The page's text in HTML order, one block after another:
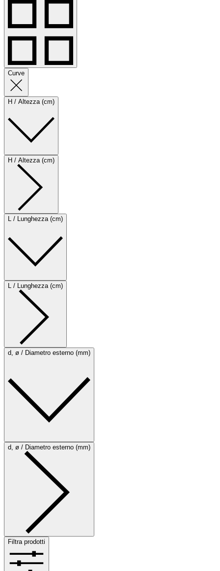
Curve
H / Altezza (cm)
H / Altezza (cm)
L / Lunghezza (cm)
L / Lunghezza (cm)
d, ø / Diametro esterno (mm)
d, ø / Diametro esterno (mm)
Filtra prodotti